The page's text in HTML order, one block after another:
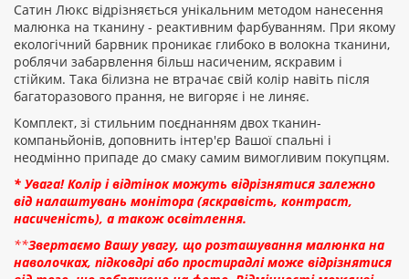
Сатин Люкс відрізняється унікальним методом нанесення
малюнка на тканину - реактивним фарбуванням. При якому
екологічний барвник проникає глибоко в волокна тканини,
роблячи забарвлення більш насиченим, яскравим і
стійким. Така білизна не втрачає свій колір навіть після
багаторазового прання, не вигоряє і не линяє.
Комплект, зі стильним поєднанням двох тканин-
компаньйонів, доповнить інтер'єр Вашої спальні і
неодмінно припаде до смаку самим вимогливим покупцям.
* Увага! Колір і відтінок можуть відрізнятися залежно
від налаштувань монітора (яскравість, контраст,
насиченість), а також освітлення.
**Звертаємо Вашу увагу, що розташування малюнка на
наволочках, підковдрі або простирадлі може відрізнятися